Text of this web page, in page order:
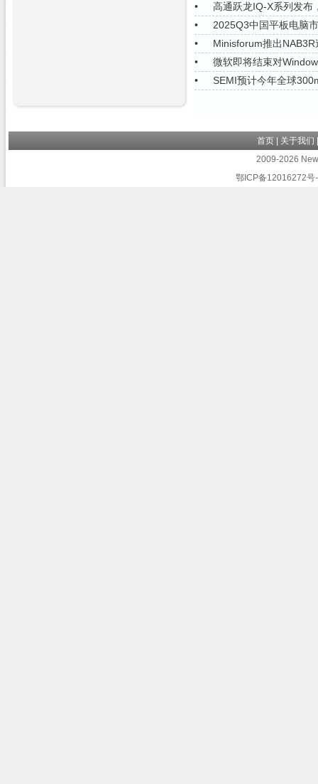
•
高通跃龙IQ-X系列发布
•
2025Q3中国平板电脑
•
Minisforum推出
•
微软即将结束对
•
SEMI预计今年全球
首页| 关于我们
2009-2026
鄂ICP备12016272